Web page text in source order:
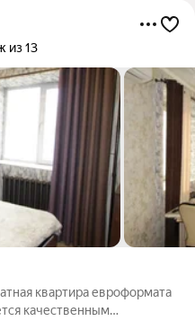
из 13
квартира евроформата
качественным